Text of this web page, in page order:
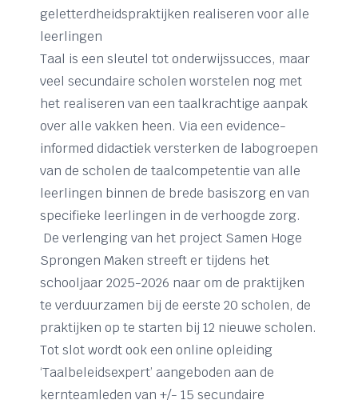
geletterdheidspraktijken realiseren voor alle
leerlingen
Taal is een sleutel tot onderwijssucces, maar
veel secundaire scholen worstelen nog met
het realiseren van een taalkrachtige aanpak
over alle vakken heen. Via een evidence-
informed didactiek versterken de labogroepen
van de scholen de taalcompetentie van alle
leerlingen binnen de brede basiszorg en van
specifieke leerlingen in de verhoogde zorg.
De verlenging van het project Samen Hoge
Sprongen Maken streeft er tijdens het
schooljaar 2025-2026 naar om de praktijken
te verduurzamen bij de eerste 20 scholen, de
praktijken op te starten bij 12 nieuwe scholen.
Tot slot wordt ook een online opleiding
‘Taalbeleidsexpert’ aangeboden aan de
kernteamleden van +/- 15 secundaire